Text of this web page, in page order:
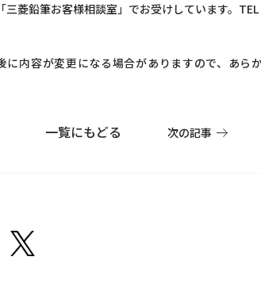
菱鉛筆お客様相談室」でお受けしています。
内容が変更になる場合がありますので、あら
一覧にもどる 次の記事